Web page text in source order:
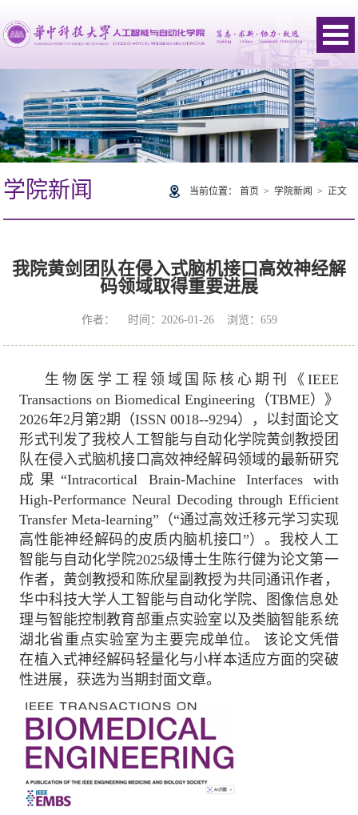
学院新闻 当前位置： 首页> 学院新闻 > 正文
我院黄剑团队在侵入式脑机接口高效神经解
码领域取得重要进展
作者： 时间：2026-01-26 浏览： 659
生物医学工程领域国际核心期刊《IEEE
Transactions on Biomedical Engineering（TBME）》
2026年2月第2期（ISSN 0018--9294），以封面论文
形式刊发了我校人工智能与自动化学院黄剑教授团
队在侵入式脑机接口高效神经解码领域的最新研究
成果“Intracortical Brain-Machine Interfaces with
High-Performance Neural Decoding through Efficient
Transfer Meta-learning”（“通过高效迁移元学习实现
高性能神经解码的皮质内脑机接口”）。我校人工
智能与自动化学院2025级博士生陈行健为论文第一
作者，黄剑教授和陈欣星副教授为共同通讯作者，
华中科技大学人工智能与自动化学院、图像信息处
理与智能控制教育部重点实验室以及类脑智能系统
湖北省重点实验室为主要完成单位。 该论文凭借
在植入式神经解码轻量化与小样本适应方面的突破
性进展，获选为当期封面文章。